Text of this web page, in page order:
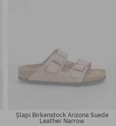
Șlapi Birkenstock Arizona Suede
Leather Narrow